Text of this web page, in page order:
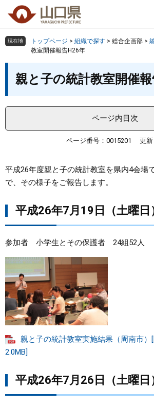
の
頭
。
ー
飛
て
本
へ
組織で探す
健康・福祉
しごと・産業・観光
県政情報
検索の仕方 組織で探す サイトマッ
現在地 トップページ > 組織で探す > 総合企画部 >
教室開催報告H26年
親と子の統計教室開催
ページ内目次
ページ番号：0015201 更
平成26年度親と子の統計教室を県内4会場
で、その様子をご報告します。
平成26年7月19日（土曜日
参加者 小学生とその保護者 24組52人
親と子の統計教室実施結果（周南市）
2.0MB]
平成26年7月26日（土曜日